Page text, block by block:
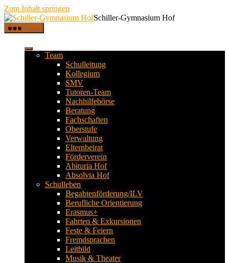
Zum Inhalt springen
Schiller-Gymnasium Hof
Menü
Team
Schulleitung
Kollegium
SMV
Tutoren-Team
Nachhilfebörse
Beratung
Fachschaften
Oberstufe
Verwaltung
Elternbeirat
Förderverein
Abituria Hof
Absolvia Hof
Schulleben
Begabtenförderung/ILV
Berufliche Orientierung
Erasmus+
Fahrten & Exkursionen
Feste & Feiern
Fremdsprachen
Leitbild
Musik & Theater